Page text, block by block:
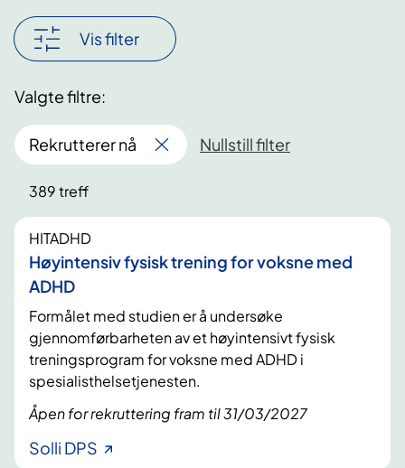
Vis filter
Valgte filtre:
Rekrutterer nå Nullstill filter
389 treff
HITADHD
Høyintensiv fysisk trening for voksne med
ADHD
Formålet med studien er å undersøke
gjennomførbarheten av et høyintensivt fysisk
treningsprogram for voksne med ADHD i
spesialisthelsetjenesten.
Åpen for rekruttering fram til 31/03/2027
Solli DPS